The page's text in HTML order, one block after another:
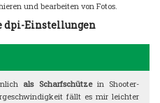
und bearbeiten von Fotos.
dpi-Einstellungen
als Scharfschützein Shooter-
fällt es mir leichter